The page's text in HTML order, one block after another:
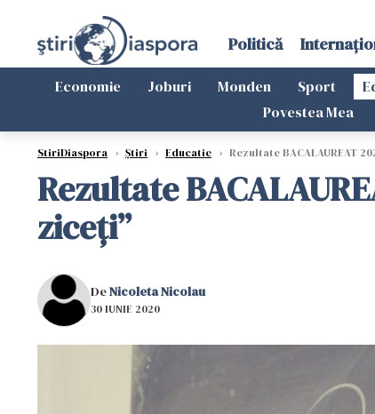
Politică
Economie Joburi Monden Sport
Povestea Mea
StiriDiaspora › Știri › Educatie › Rezultate BACALAUREAT
Rezultate
ziceți”
DeNicoleta Nicolau
30 IUNIE 2020